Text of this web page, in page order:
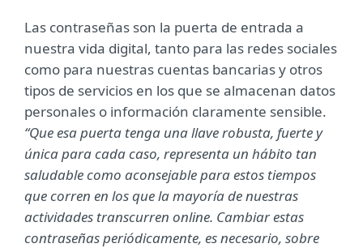
Las contraseñas son la puerta de entrada a
nuestra vida digital, tanto para las redes sociales
como para nuestras cuentas bancarias y otros
tipos de servicios en los que se almacenan datos
personales o información claramente sensible.
“Que esa puerta tenga una llave robusta, fuerte y
única para cada caso, representa un hábito tan
saludable como aconsejable para estos tiempos
que corren en los que la mayoría de nuestras
actividades transcurren online. Cambiar estas
contraseñas periódicamente, es necesario, sobre